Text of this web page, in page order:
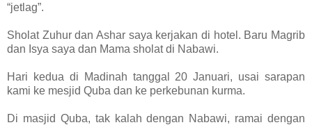
“jetlag”.
Sholat Zuhur dan Ashar saya kerjakan di hotel. Baru Magrib
dan Isya saya dan Mama sholat di Nabawi.
Hari kedua di Madinah tanggal 20 Januari, usai sarapan
kami ke mesjid Quba dan ke perkebunan kurma.
Di masjid Quba, tak kalah dengan Nabawi, ramai dengan